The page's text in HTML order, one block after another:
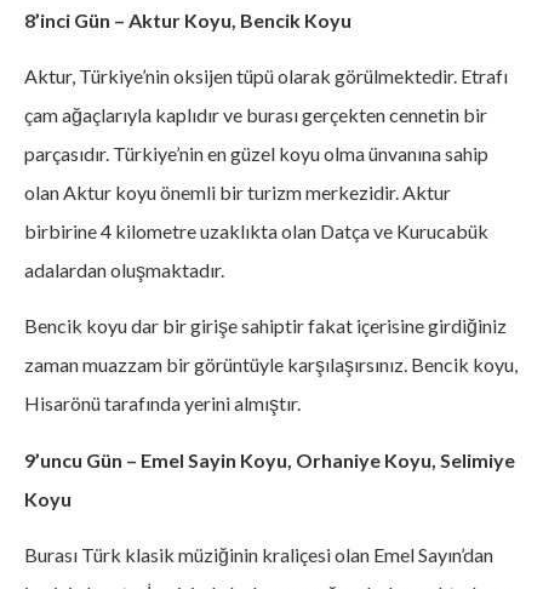
8’inci Gün – Aktur Koyu, Bencik Koyu
Aktur, Türkiye’nin oksijen tüpü olarak görülmektedir. Etrafı
çam ağaçlarıyla kaplıdır ve burası gerçekten cennetin bir
parçasıdır. Türkiye’nin en güzel koyu olma ünvanına sahip
olan Aktur koyu önemli bir turizm merkezidir. Aktur
birbirine 4 kilometre uzaklıkta olan Datça ve Kurucabük
adalardan oluşmaktadır.
Bencik koyu dar bir girişe sahiptir fakat içerisine girdiğiniz
zaman muazzam bir görüntüyle karşılaşırsınız. Bencik koyu,
Hisarönü tarafında yerini almıştır.
9’uncu Gün – Emel Sayin Koyu, Orhaniye Koyu, Selimiye
Koyu
Burası Türk klasik müziğinin kraliçesi olan Emel Sayın’dan